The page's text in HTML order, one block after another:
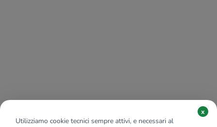
Utilizziamo cookie tecnici sempre attivi, e necessari al
x